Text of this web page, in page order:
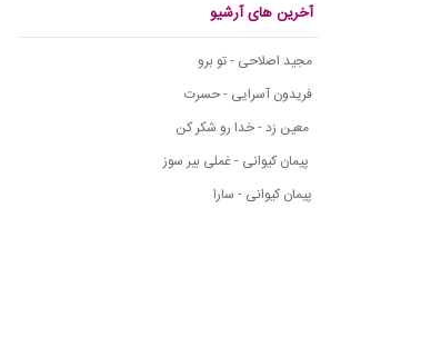
آخرین های آرشیو
مجید اصلاحی - تو برو
فریدون آسرایی - حسرت
معین زد - خدا رو شکر کن
پیمان کیوانی - غملی بیر سوز
پیمان کیوانی - سارا